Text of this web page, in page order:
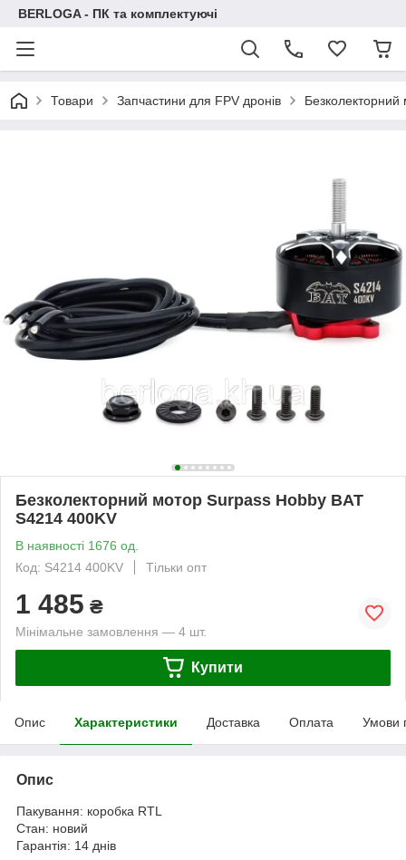
BERLOGA - ПК та комплектуючі
Товари Запчастини для FPV дронів
Безколекторний мотор Surpass Hobby BAT
S4214 400KV
В наявності 1676 од.
Код: S4214 400KV
Тільки опт
1 485 ₴
Мінімальне замовлення — 4 шт.
Купити
Опис Характеристики Доставка Оплата Умови
Опис
Пакування: коробка RTL
Стан: новий
Гарантія: 14 днів